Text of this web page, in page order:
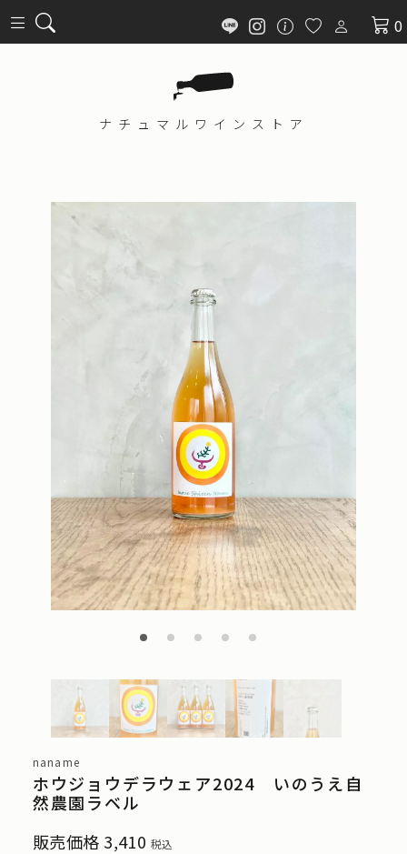
0
ナチュマル ワインストア
naname
ホウジョウデラウェア2024 いのうえ自
然農園ラベル
販売価格 3,410 税込